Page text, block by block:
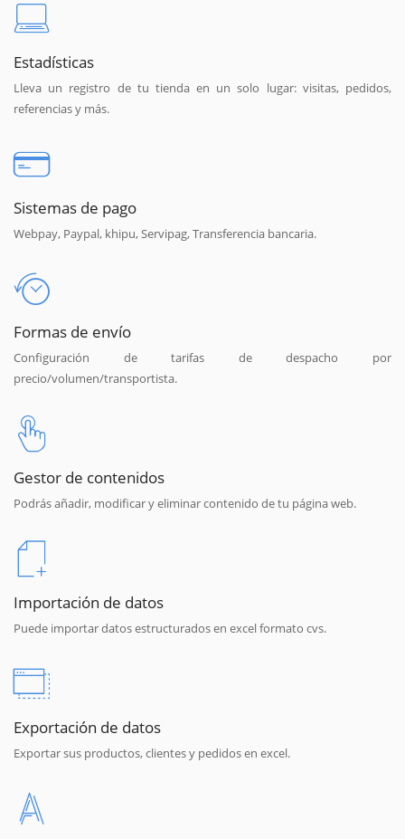
Estadísticas
Lleva un registro de tu tienda en un solo lugar: visitas, pedidos,
referencias y más.
Sistemas de pago
Webpay, Paypal, khipu, Servipag, Transferencia bancaria.
Formas de envío
Configuración de tarifas de despacho por
precio/volumen/transportista.
Gestor de contenidos
Podrás añadir, modificar y eliminar contenido de tu página web.
Importación de datos
Puede importar datos estructurados en excel formato cvs.
Exportación de datos
Exportar sus productos, clientes y pedidos en excel.